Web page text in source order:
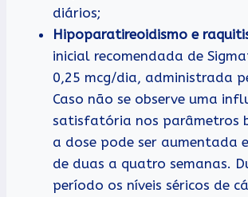
diários;
Hipoparatireoidismo e
inicial recomendada de
0,25 mcg/dia, administrada
Caso não se observe uma
satisfatória nos parâmetros
a dose pode ser aumentada
de duas a quatro semanas.
período os níveis séricos de